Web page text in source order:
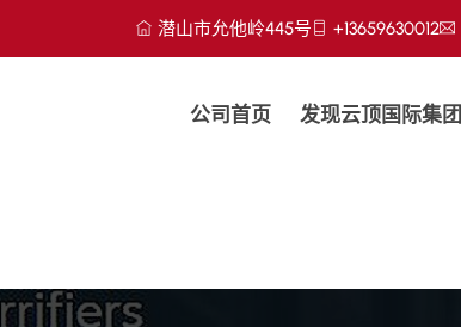
潜山市允他岭445号 +13659630012
公司首页 发现云顶国际集团